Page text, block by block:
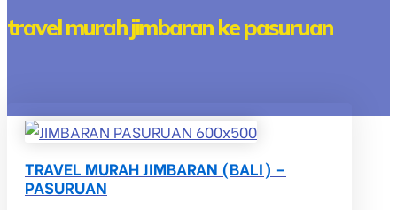
travel murah jimbaran ke pasuruan
TRAVEL MURAH JIMBARAN (BALI) –
PASURUAN